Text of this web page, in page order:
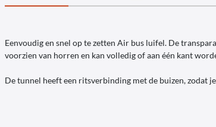
Eenvoudig en snel op te zetten Air bus luifel. De
voorzien van horren en kan volledig of aan één kant
De tunnel heeft een ritsverbinding met de buizen, zodat